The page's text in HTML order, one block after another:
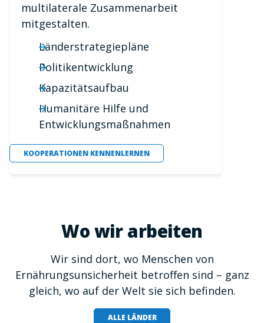
multilaterale Zusammenarbeit
mitgestalten.
Länderstrategiepläne
Politikentwicklung
Kapazitätsaufbau
Humanitäre Hilfe und
Entwicklungsmaßnahmen
KOOPERATIONEN KENNENLERNEN
Wo wir arbeiten
Wir sind dort, wo Menschen von
Ernährungsunsicherheit betroffen sind – ganz
gleich, wo auf der Welt sie sich befinden.
ALLE LÄNDER